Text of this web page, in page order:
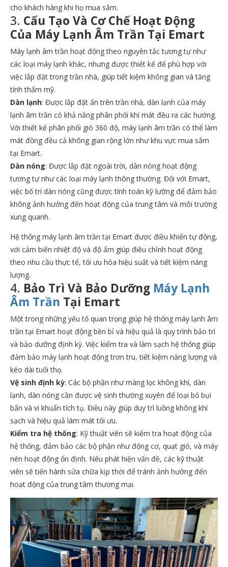
cho khách hàng khi họ mua sắm.
3. Cấu Tạo Và Cơ Chế Hoạt Động
Của Máy Lạnh Âm Trần Tại Emart
Máy lạnh âm trần hoạt động theo nguyên tắc tương tự như
các loại máy lạnh khác, nhưng được thiết kế để phù hợp với
việc lắp đặt trong trần nhà, giúp tiết kiệm không gian và tăng
tính thẩm mỹ.
Dàn lạnh: Được lắp đặt ẩn trên trần nhà, dàn lạnh của máy
lạnh âm trần có khả năng phân phối khí mát đều ra các hướng.
Với thiết kế phân phối gió 360 độ, máy lạnh âm trần có thể làm
mát đồng đều cả không gian rộng lớn như khu vực mua sắm
tại Emart.
Dàn nóng: Được lắp đặt ngoài trời, dàn nóng hoạt động
tương tự như các loại máy lạnh thông thường. Đối với Emart,
việc bố trí dàn nóng cũng được tính toán kỹ lưỡng để đảm bảo
không ảnh hưởng đến hoạt động của trung tâm và môi trường
xung quanh.
Hệ thống máy lạnh âm trần tại Emart được điều khiển tự động,
với cảm biến nhiệt độ và độ ẩm giúp điều chỉnh hoạt động
theo nhu cầu thực tế, tối ưu hóa hiệu suất và tiết kiệm năng
lượng.
4. Bảo Trì Và Bảo Dưỡng Máy Lạnh
Âm Trần Tại Emart
Một trong những yếu tố quan trọng giúp hệ thống máy lạnh âm
trần tại Emart hoạt động bền bỉ và hiệu quả là quy trình bảo trì
và bảo dưỡng định kỳ. Việc kiểm tra và làm sạch hệ thống giúp
đảm bảo máy lạnh hoạt động trơn tru, tiết kiệm năng lượng và
kéo dài tuổi thọ.
Vệ sinh định kỳ: Các bộ phận như màng lọc không khí, dàn
lạnh, dàn nóng cần được vệ sinh thường xuyên để loại bỏ bụi
bẩn và vi khuẩn tích tụ. Điều này giúp duy trì luồng không khí
sạch và hiệu quả làm mát tối ưu.
Kiểm tra hệ thống: Kỹ thuật viên sẽ kiểm tra hoạt động của
hệ thống, đảm bảo các bộ phận như động cơ, quạt gió, và máy
nén hoạt động ổn định. Nếu phát hiện vấn đề, các kỹ thuật
viên sẽ tiến hành sửa chữa kịp thời để tránh ảnh hưởng đến
hoạt động của trung tâm thương mại.